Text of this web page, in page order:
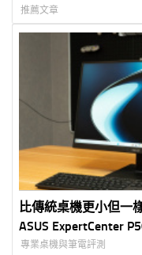
推薦文章
比傳統桌機更小但一
ASUS ExpertCenter
專業桌機與筆電評測